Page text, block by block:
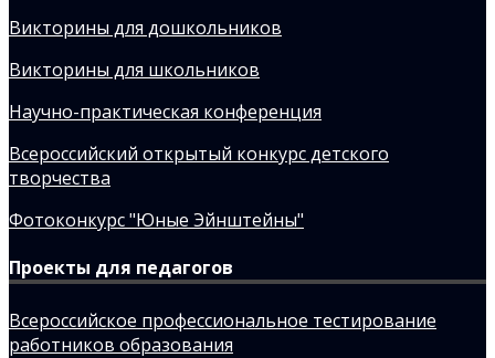
Викторины для дошкольников
Викторины для школьников
Научно-практическая конференция
Всероссийский открытый конкурс детского
творчества
Фотоконкурс "Юные Эйнштейны"
Проекты для педагогов
Всероссийское профессиональное тестирование
работников образования